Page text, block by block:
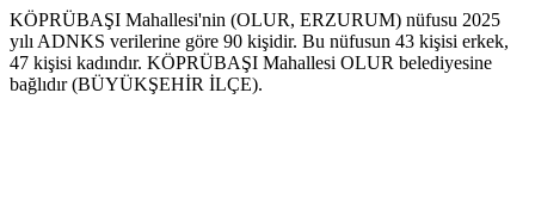
KÖPRÜBAŞI Mahallesi'nin (OLUR, ERZURUM) nüfusu 2025
yılı ADNKS verilerine göre 90 kişidir. Bu nüfusun 43 kişisi erkek,
47 kişisi kadındır. KÖPRÜBAŞI Mahallesi OLUR belediyesine
bağlıdır (BÜYÜKŞEHİR İLÇE).